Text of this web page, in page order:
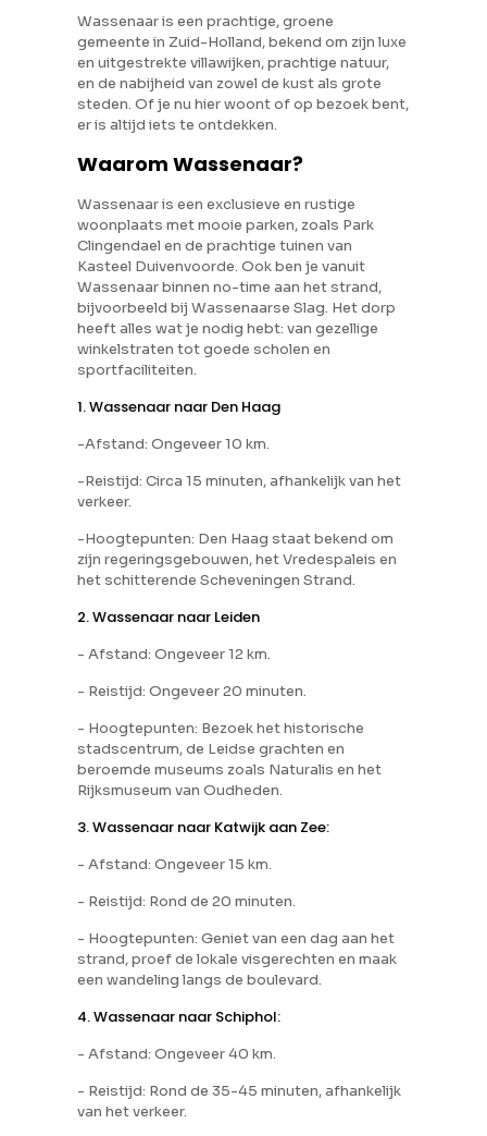
Wassenaar is een prachtige, groene
gemeente in Zuid-Holland, bekend om zijn luxe
en uitgestrekte villawijken, prachtige natuur,
en de nabijheid van zowel de kust als grote
steden. Of je nu hier woont of op bezoek bent,
er is altijd iets te ontdekken.
Waarom Wassenaar?
Wassenaar is een exclusieve en rustige
woonplaats met mooie parken, zoals Park
Clingendael en de prachtige tuinen van
Kasteel Duivenvoorde. Ook ben je vanuit
Wassenaar binnen no-time aan het strand,
bijvoorbeeld bij Wassenaarse Slag. Het dorp
heeft alles wat je nodig hebt: van gezellige
winkelstraten tot goede scholen en
sportfaciliteiten.
1. Wassenaar naar Den Haag
-Afstand: Ongeveer 10 km.
-Reistijd: Circa 15 minuten, afhankelijk van het
verkeer.
-Hoogtepunten: Den Haag staat bekend om
zijn regeringsgebouwen, het Vredespaleis en
het schitterende Scheveningen Strand.
2. Wassenaar naar Leiden
- Afstand: Ongeveer 12 km.
- Reistijd: Ongeveer 20 minuten.
- Hoogtepunten: Bezoek het historische
stadscentrum, de Leidse grachten en
beroemde museums zoals Naturalis en het
Rijksmuseum van Oudheden.
3. Wassenaar naar Katwijk aan Zee:
- Afstand: Ongeveer 15 km.
- Reistijd: Rond de 20 minuten.
- Hoogtepunten: Geniet van een dag aan het
strand, proef de lokale visgerechten en maak
een wandeling langs de boulevard.
4. Wassenaar naar Schiphol:
- Afstand: Ongeveer 40 km.
- Reistijd: Rond de 35-45 minuten, afhankelijk
van het verkeer.